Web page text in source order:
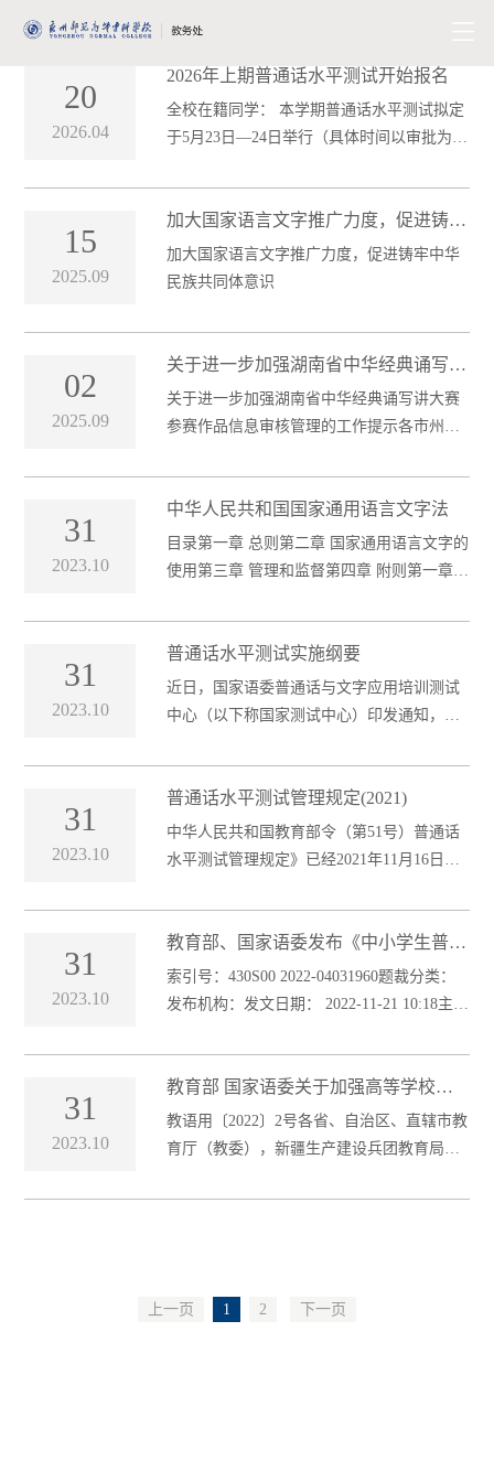
20
2026.04
2026年上期普通话水平测试开始报名
全校在籍同学： 本学期普通话水平测试拟定
于5月23日—24日举行（具体时间以审批为
们积极踊
15
2025.09
加大国家语言文字推广力度，促进铸牢
加大国家语言文字推广力度，促进铸牢中华
民族共同体意识
02
2025.09
关于进一步加强湖南省中华经典诵写讲
关于进一步加强湖南省中华经典诵写讲大赛
参赛作品信息审核管理的工作提示各市州、
诵写讲大赛
31
2023.10
中华人民共和国国家通用语言文字法
目录第一章 总则第二章 国家通用语言文字的
使用第三章 管理和监督第四章 附则第一章
化、标
31
2023.10
普通话水平测试实施纲要
近日，国家语委普通话与文字应用培训测试
中心（以下称国家测试中心）印发通知，公
版）》（以下称新
31
2023.10
普通话水平测试管理规定(2021)
中华人民共和国教育部令（第51号）普通话
水平测试管理规定》已经2021年11月16日教
2022年1月1日起
31
2023.10
教育部、国家语委发布《中小学生普通
行）和《汉字部首表》
索引号：430S00 2022-04031960题裁分类：
发布机构：发文日期： 2022-11-21 10:18主题
布《中小
31
2023.10
教育部 国家语委关于加强高等学校服
若干意见
教语用〔2022〕2号各省、自治区、直辖市教
育厅（教委），新疆生产建设兵团教育局，
校是语言文字工
上一页 1 2 下一页